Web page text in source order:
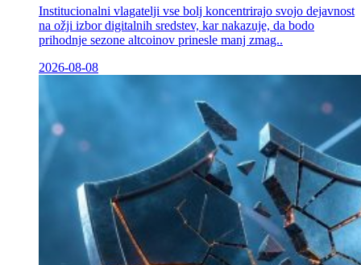
Institucionalni vlagatelji vse bolj koncentrirajo svojo dejavnost
na ožji izbor digitalnih sredstev, kar nakazuje, da bodo
prihodnje sezone altcoinov prinesle manj zmag..
2026-08-08